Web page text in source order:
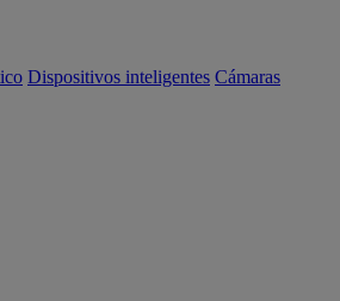
Dispositivos inteligentes Cámaras